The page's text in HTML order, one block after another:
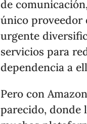
de
único proveedor
urgente
servicios para
dependencia a
Pero con
parecido, donde